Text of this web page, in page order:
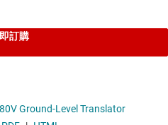
訂購